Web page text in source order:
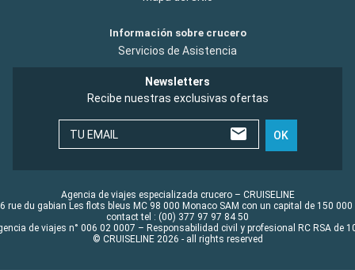
Información sobre crucero
Servicios de Asistencia
Newsletters
Recibe nuestras exclusivas ofertas
TU EMAIL OK
Agencia de viajes especializada crucero – CRUISELINE
rue du gabian Les flots bleus MC 98 000 Monaco SAM con un capital de 150 000
contact tel : (00) 377 97 97 84 50
de viajes n° 006 02 0007 – Responsabilidad civil y profesional RC RSA de
© CRUISELINE 2026 - all rights reserved